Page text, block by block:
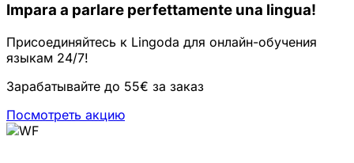
Impara a parlare perfettamente una lingua!
Присоединяйтесь к Lingoda для онлайн-обучения
языкам 24/7!
Зарабатывайте до 55€ за заказ
Посмотреть акцию